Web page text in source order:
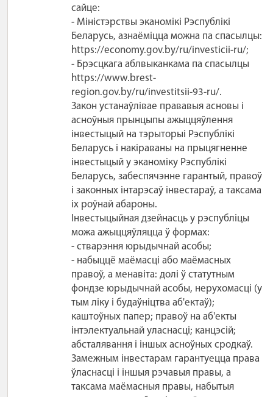
сайце:
- Міністэрствы эканомікі Рэспублікі
Беларусь, азнаёміцца ​​можна па спасылцы:
https://economy.gov.by/ru/investicii-ru/;
- Брэсцкага аблвыканкама па спасылцы
https://www.brest-
region.gov.by/ru/investitsii-93-ru/.
Закон устанаўлівае прававыя асновы і
асноўныя прынцыпы ажыццяўлення
інвестыцый на тэрыторыі Рэспублікі
Беларусь і накіраваны на прыцягненне
інвестыцый у эканоміку Рэспублікі
Беларусь, забеспячэнне гарантый, правоў
і законных інтарэсаў інвестараў, а таксама
іх роўнай абароны.
Інвестыцыйная дзейнасць у рэспубліцы
можа ажыццяўляцца ў формах:
- стварэння юрыдычнай асобы;
- набыццё маёмасці або маёмасных
правоў, а менавіта: долі ў статутным
фондзе юрыдычнай асобы, нерухомасці (у
тым ліку і будаўніцтва аб'ектаў);
каштоўных папер; правоў на аб'екты
інтэлектуальнай уласнасці; канцэсій;
абсталявання і іншых асноўных сродкаў.
Замежным інвестарам гарантуецца права
ўласнасці і іншыя рэчавыя правы, а
таксама маёмасныя правы, набытыя